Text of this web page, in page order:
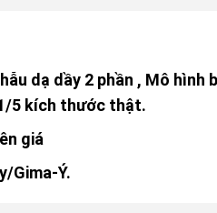
dạ dầy 2 phần , Mô
5 kích thước thật.
giá
Gima-Ý.